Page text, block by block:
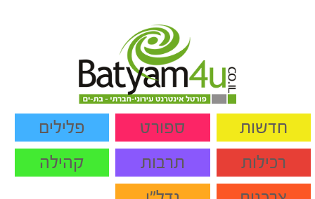
חדשות ספורט
פלילים
רכילות
תרבות
קהילה